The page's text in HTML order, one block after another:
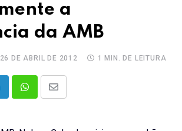
a
da AMB
26 DE ABRIL DE 2012 1 MIN. DE LEITURA
WhatsappShare
Email